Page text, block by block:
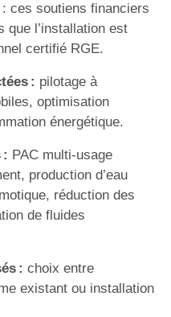
: ces soutiens financiers
que l’installation est
certifié RGE.
: pilotage à
optimisation
énergétique.
: PAC multi-usage
production d’eau
réduction des
de fluides
: choix entre
existant ou installation